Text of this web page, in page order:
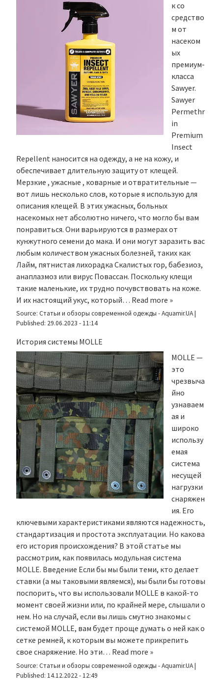
к со
средство
м от
насеком
ых
премиум-
класса
Sawyer.
Sawyer
Permethr
in
Premium
Insect
Repellent наносится на одежду, а не на кожу, и
обеспечивает длительную защиту от клещей.
Мерзкие , ужасные , коварные и отвратительные —
вот лишь несколько слов, которые я использую для
описания клещей. В этих ужасных, больных
насекомых нет абсолютно ничего, что могло бы вам
понравиться. Они варьируются в размерах от
кунжутного семени до мака. И они могут заразить вас
любым количеством ужасных болезней, таких как
Лайм, пятнистая лихорадка Скалистых гор, бабезиоз,
анаплазмоз или вирус Повассан. Поскольку клещи
такие маленькие, их трудно почувствовать на коже.
И их настоящий укус, который… Read more »
Source: Статьи и обзоры современной одежды - Aquamir.UA|
Published: 29.06.2023 - 11:14
История системы MOLLE
MOLLE —
это
чрезвыча
йно
узнаваем
ая и
широко
использу
емая
система
несущей
нагрузки
снаряжен
ия. Его
ключевыми характеристиками являются надежность,
стандартизация и простота эксплуатации. Но какова
его история происхождения? В этой статье мы
рассмотрим, как появилась модульная система
MOLLE. Введение Если бы мы были теми, кто делает
ставки (а мы таковыми являемся), мы были бы готовы
поспорить, что вы использовали MOLLE в какой-то
момент своей жизни или, по крайней мере, слышали о
нем. Но на случай, если вы лишь смутно знакомы с
системой MOLLE, вам будет проще думать о ней как о
сетке ремней, к которым вы можете прикрепить
свое снаряжение. Но эти… Read more »
Source: Статьи и обзоры современной одежды - Aquamir.UA|
Published: 14.12.2022 - 12:49